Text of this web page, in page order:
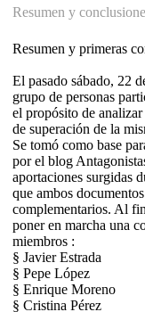
Resumen y
Resumen y primeras
El pasado sábado, 22
grupo de personas
el propósito de
de superación de la
Se tomó como base
por el blog
aportaciones surgidas
que ambos
complementarios. Al
poner en mar­cha una
miembros :
§ Javier Estrada
§ Pepe López
§ Enrique Moreno
§ Cristina Pérez